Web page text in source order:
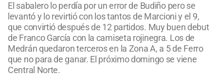
El sabalero lo perdía por un error de Budiño pero se
levantó y lo revirtió con los tantos de Marcioni y el 9,
que convirtió después de 12 partidos. Muy buen debut
de Franco García con la camiseta rojinegra. Los de
Medrán quedaron terceros en la Zona A, a 5 de Ferro
que no para de ganar. El próximo domingo se viene
Central Norte.